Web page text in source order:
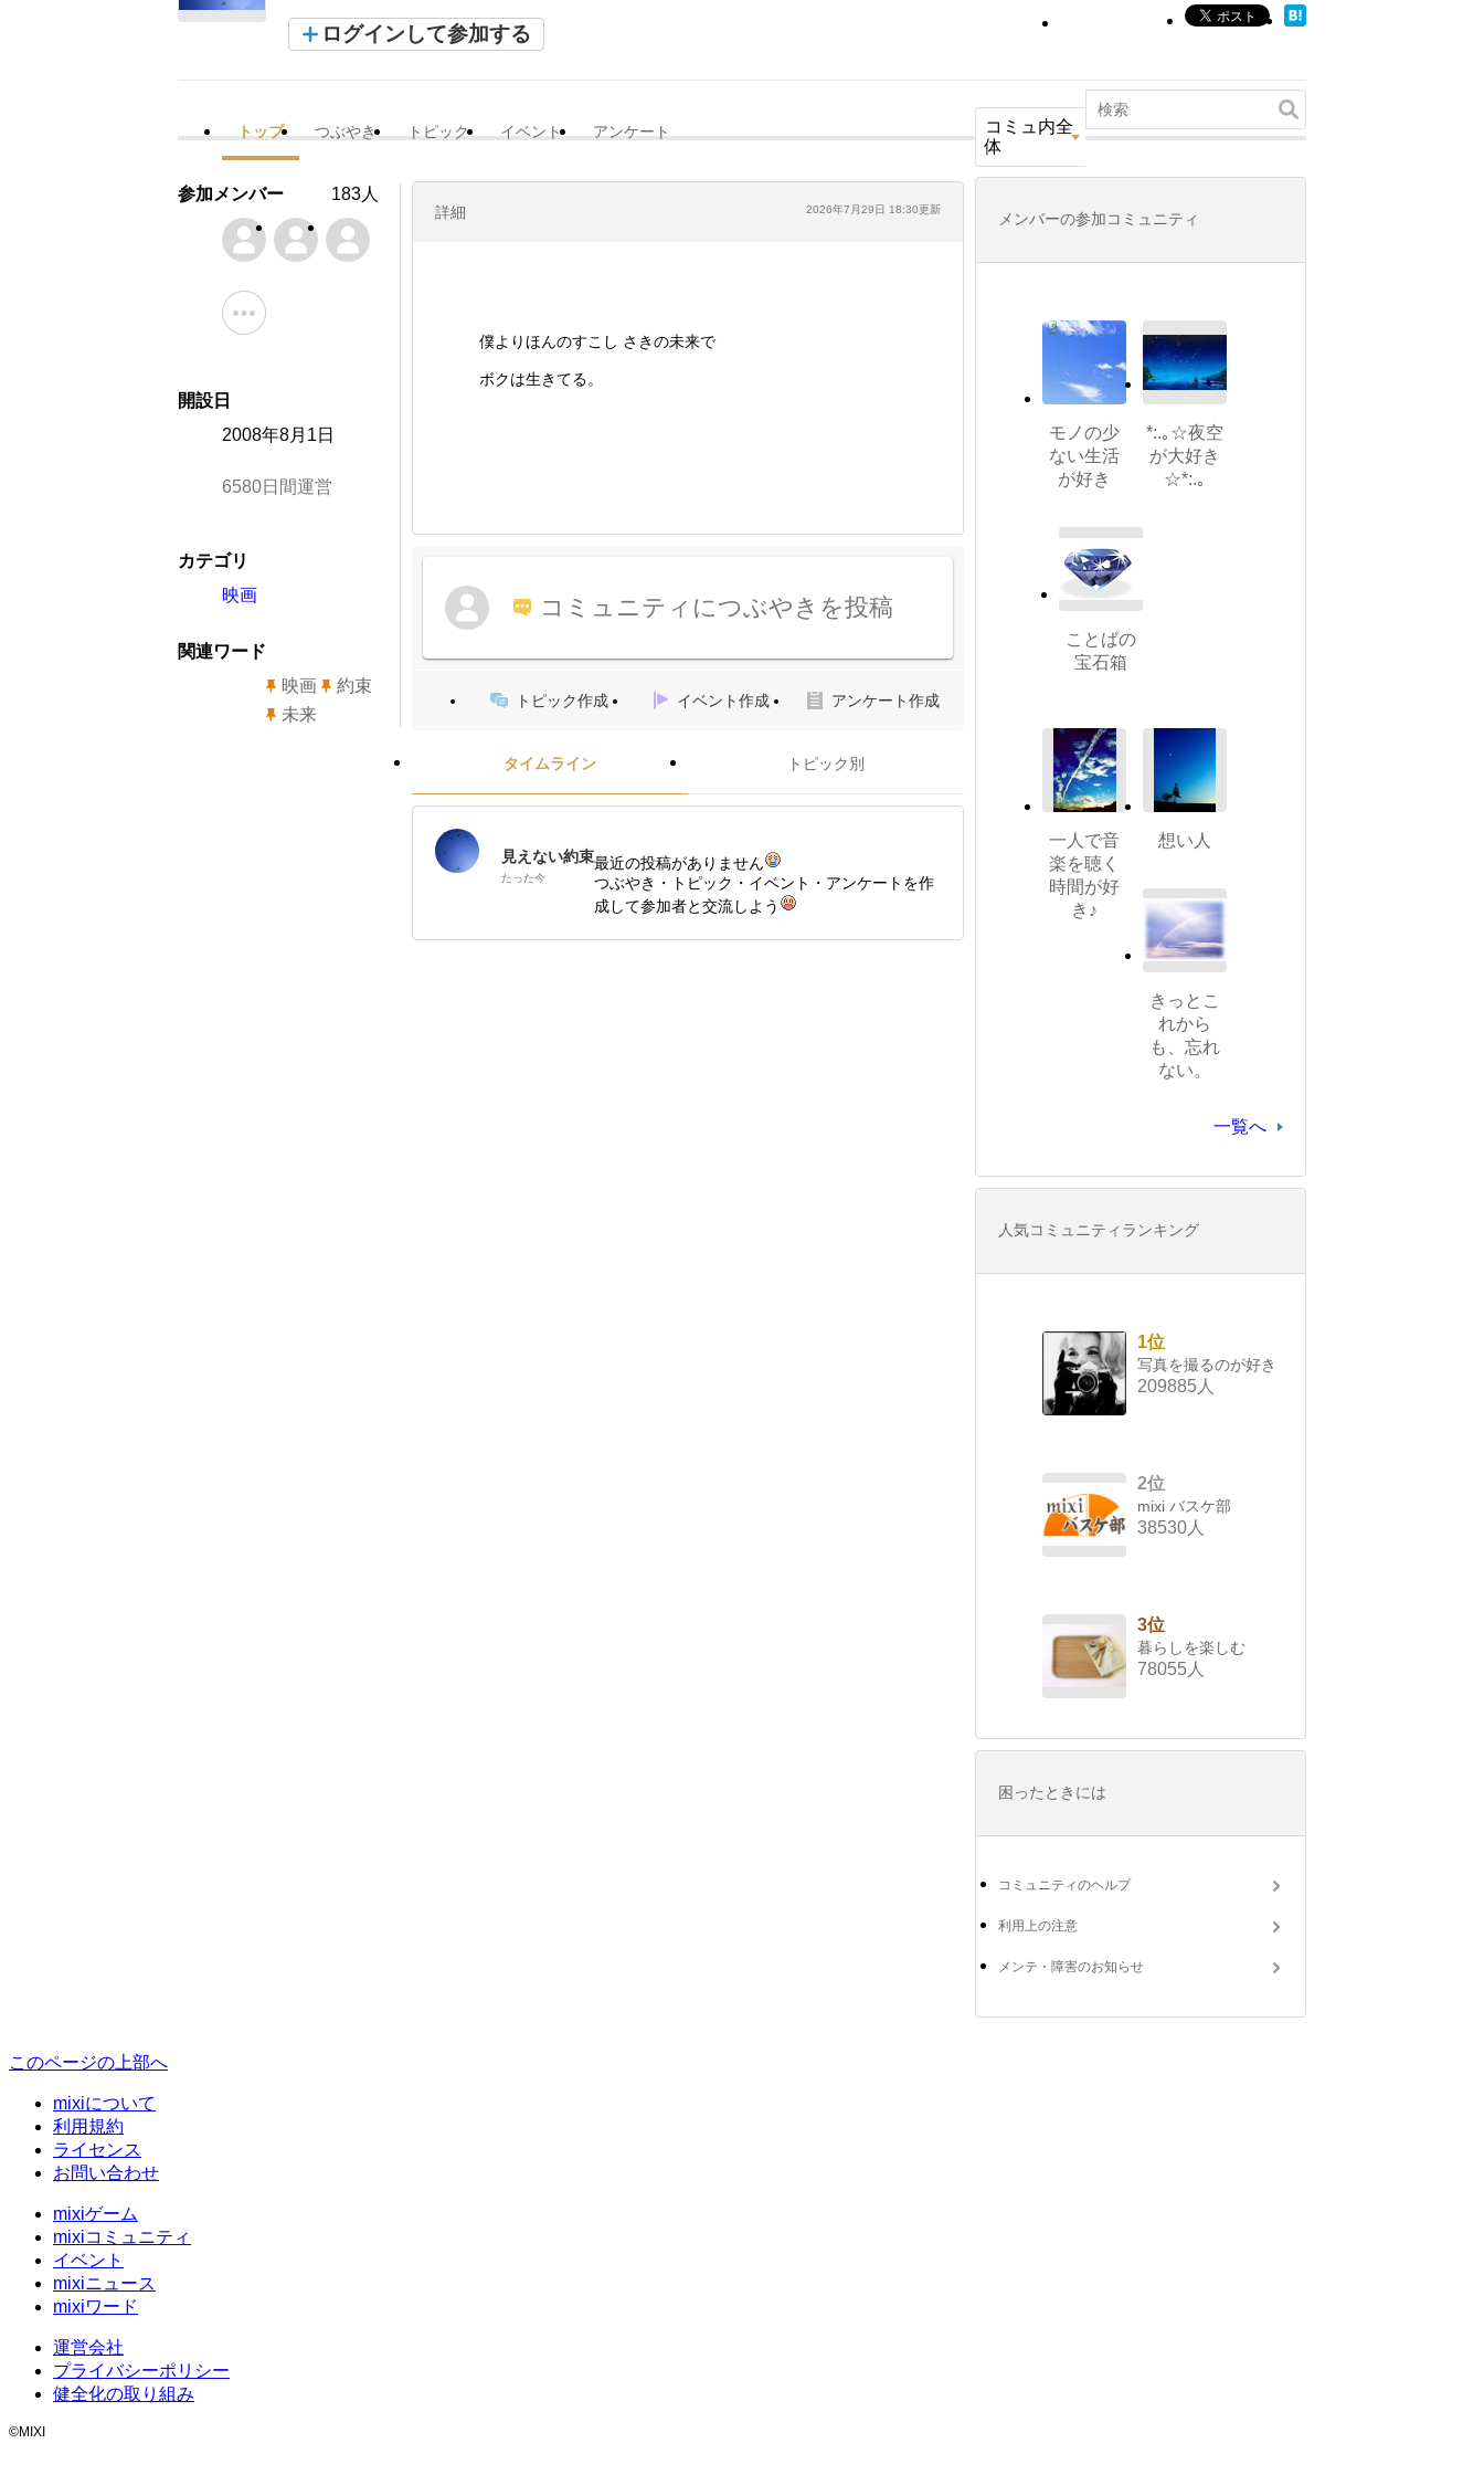
ログインして参加する
トップ つぶやき トピック イベント アンケート
コミュ内全
体
詳細 2026年7月29日 18:30更新
僕よりほんのすこし さきの未来で
ボクは生きてる。
コミュニティにつぶやきを投稿
トピック作成 イベント作成 アンケート作成
タイムライン トピック別
見えない約束
たった今
最近の投稿がありません
つぶやき・トピック・イベント・アンケートを作
成して参加者と交流しよう
参加メンバー 183人
開設日
2008年8月1日
6580日間運営
カテゴリ
映画
関連ワード
映画
約束
未来
メンバーの参加コミュニティ
モノの少
ない生活
が好き
*:.｡☆夜空
が大好き
☆*:.｡
ことばの
宝石箱
一人で音
楽を聴く
時間が好
き♪
想い人
きっとこ
れから
も、忘れ
ない。
一覧へ
人気コミュニティランキング
1位
写真を撮るのが好き
209885人
2位
mixi バスケ部
38530人
3位
暮らしを楽しむ
78055人
困ったときには
コミュニティのヘルプ
利用上の注意
メンテ・障害のお知らせ
このページの上部へ
mixiについて
利用規約
ライセンス
お問い合わせ
mixiゲーム
mixiコミュニティ
イベント
mixiニュース
mixiワード
運営会社
プライバシーポリシー
健全化の取り組み
©MIXI